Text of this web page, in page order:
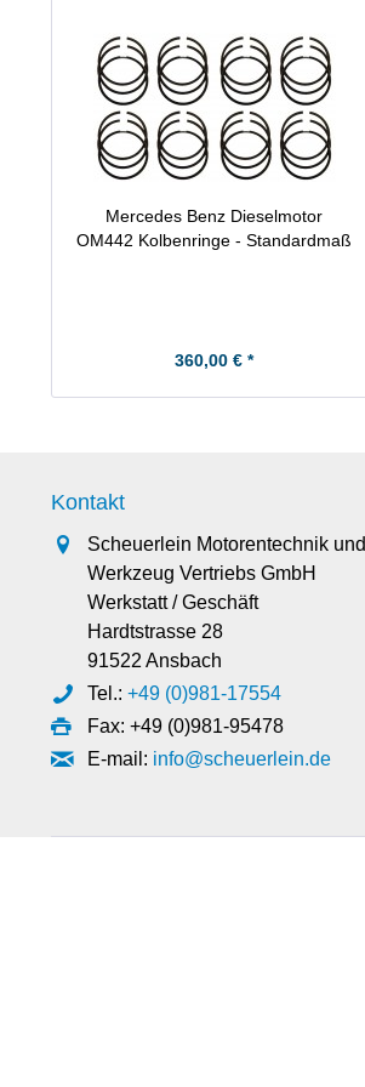
Mercedes Benz Dieselmotor
OM442 Kolbenringe - Standardmaß
360,00 € *
Kontakt
Scheuerlein Motorentechnik und
Werkzeug Vertriebs GmbH
Werkstatt / Geschäft
Hardtstrasse 28
91522 Ansbach
Tel.: +49 (0)981-17554
Fax: +49 (0)981-95478
E-mail: info@scheuerlein.de